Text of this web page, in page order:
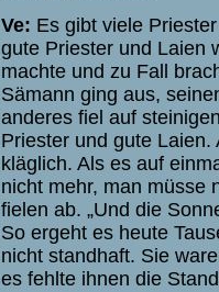
Ve: Es gibt viele
gute Priester und Laien
machte und zu Fall
Sämann ging aus,
anderes fiel auf
Priester und gute
kläglich. Als es auf
nicht mehr, man müsse
fielen ab. „Und die
So ergeht es heute
nicht standhaft. Sie
es fehlte ihnen die